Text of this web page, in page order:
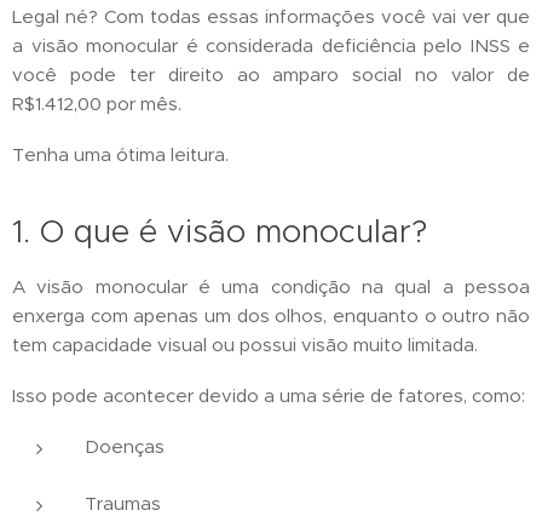
Legal né? Com todas essas informações você vai ver que
a visão monocular é considerada deficiência pelo INSS e
você pode ter direito ao amparo social no valor de
R$1.412,00 por mês.
Tenha uma ótima leitura.
1. O que é visão monocular?
A visão monocular é uma condição na qual a pessoa
enxerga com apenas um dos olhos, enquanto o outro não
tem capacidade visual ou possui visão muito limitada.
Isso pode acontecer devido a uma série de fatores, como:
Doenças
Traumas